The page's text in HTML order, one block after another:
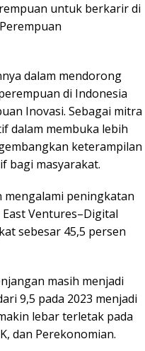
untuk berkarir di
dalam mendorong
di Indonesia
Inovasi. Sebagai mitra
dalam membuka lebih
keterampilan
bagi masyarakat.
mengalami peningkatan
Ventures–Digital
sebesar 45,5 persen
masih menjadi
9,5 pada 2023 menjadi
lebar terletak pada
dan Perekonomian.